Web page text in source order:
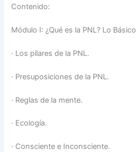
Contenido:
Módulo I: ¿Qué es la PNL? Lo Básico
· Los pilares de la PNL.
· Presuposiciones de la PNL.
· Reglas de la mente.
· Ecología.
· Consciente e Inconsciente.